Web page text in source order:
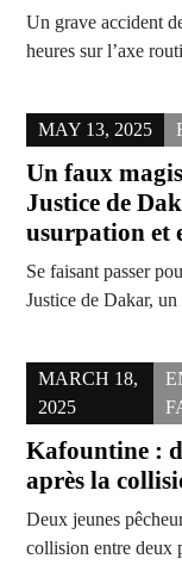
Un grave accident
heures sur l’axe
MAY 13, 2025
Un faux
Justice de
usurpation et
Se faisant passer
Justice de Dakar,
MARCH 18,
2025
Kafountine :
après la
Deux jeunes
collision entre deux